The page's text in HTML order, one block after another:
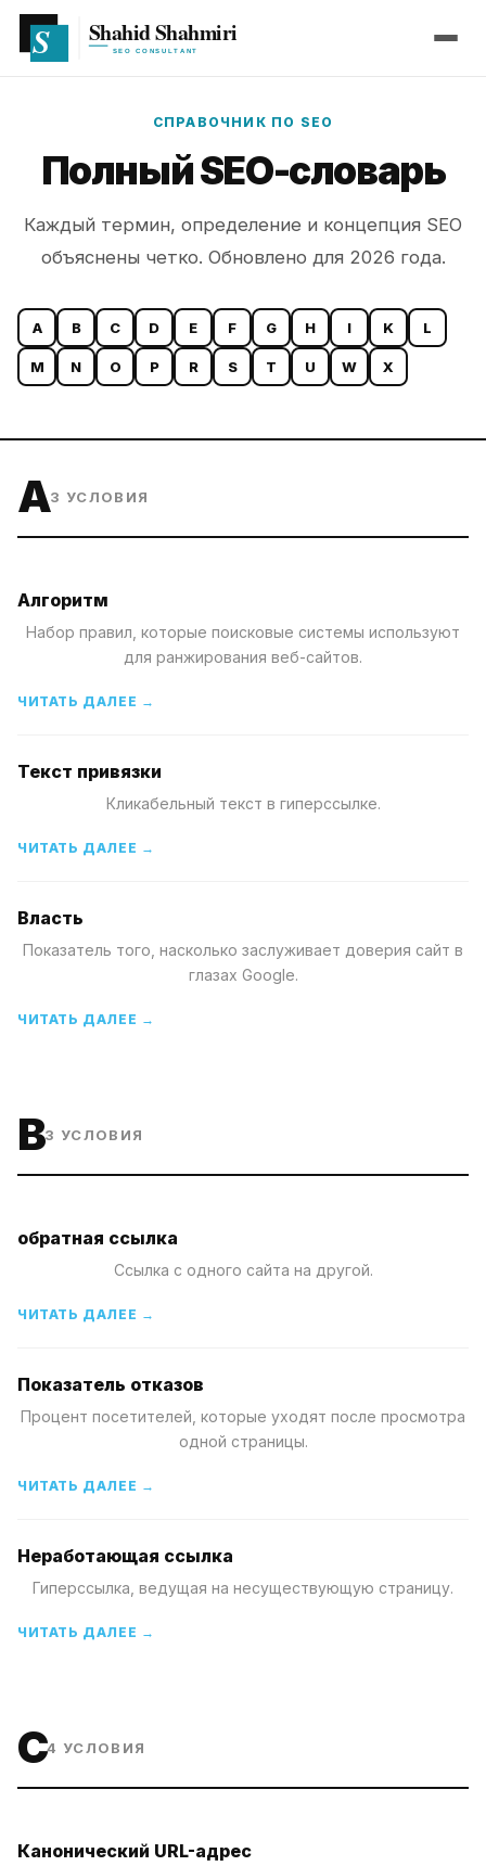
СПРАВОЧНИК ПО SEO
Полный SEO-словарь
Каждый термин, определение и концепция SEO
объяснены четко. Обновлено для 2026 года.
A B C D E F G H I K L
M N O P R S T U W X
A3 УСЛОВИЯ
Алгоритм
Набор правил, которые поисковые системы используют
для ранжирования веб-сайтов.
ЧИТАТЬ ДАЛЕЕ →
Текст привязки
Кликабельный текст в гиперссылке.
ЧИТАТЬ ДАЛЕЕ →
Власть
Показатель того, насколько заслуживает доверия сайт в
глазах Google.
ЧИТАТЬ ДАЛЕЕ →
B3 УСЛОВИЯ
обратная ссылка
Ссылка с одного сайта на другой.
ЧИТАТЬ ДАЛЕЕ →
Показатель отказов
Процент посетителей, которые уходят после просмотра
одной страницы.
ЧИТАТЬ ДАЛЕЕ →
Неработающая ссылка
Гиперссылка, ведущая на несуществующую страницу.
ЧИТАТЬ ДАЛЕЕ →
C4 УСЛОВИЯ
Канонический URL-адрес